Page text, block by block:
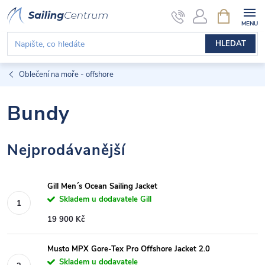
Přejít
na
obsah
HLEDAT
NÁKUPNÍ
KOŠÍK
Oblečení na moře - offshore
Bundy
Nejprodávanější
Gill Men´s Ocean Sailing Jacket
Skladem u dodavatele Gill
19 900 Kč
Musto MPX Gore-Tex Pro Offshore Jacket 2.0
Skladem u dodavatele